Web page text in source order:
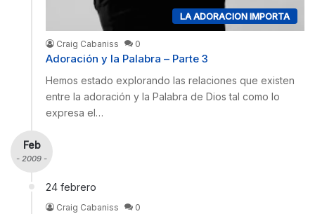
LA ADORACION IMPORTA
Craig Cabaniss 0
Adoración y la Palabra – Parte 3
Hemos estado explorando las relaciones que existen
entre la adoración y la Palabra de Dios tal como lo
expresa el…
Feb
- 2009 -
24 febrero
Craig Cabaniss 0